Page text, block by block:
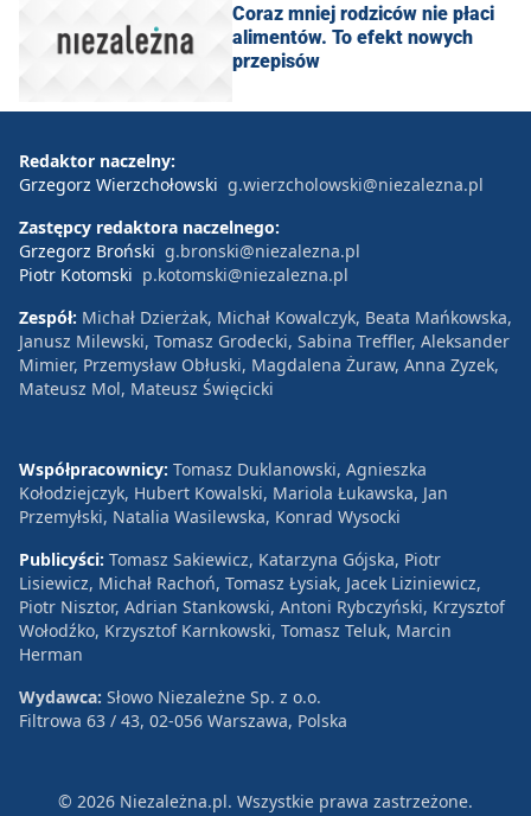
Coraz mniej rodziców nie płaci
alimentów. To efekt nowych
przepisów
Redaktor naczelny:
Grzegorz Wierzchołowski g.wierzcholowski@niezalezna.pl
Zastępcy redaktora naczelnego:
Grzegorz Broński g.bronski@niezalezna.pl
Piotr Kotomski p.kotomski@niezalezna.pl
Zespół: Michał Dzierżak, Michał Kowalczyk, Beata Mańkowska,
Janusz Milewski, Tomasz Grodecki, Sabina Treffler, Aleksander
Mimier, Przemysław Obłuski, Magdalena Żuraw, Anna Zyzek,
Mateusz Mol, Mateusz Święcicki
Współpracownicy: Tomasz Duklanowski, Agnieszka
Kołodziejczyk, Hubert Kowalski, Mariola Łukawska, Jan
Przemyłski, Natalia Wasilewska, Konrad Wysocki
Publicyści: Tomasz Sakiewicz, Katarzyna Gójska, Piotr
Lisiewicz, Michał Rachoń, Tomasz Łysiak, Jacek Liziniewicz,
Piotr Nisztor, Adrian Stankowski, Antoni Rybczyński, Krzysztof
Wołodźko, Krzysztof Karnkowski, Tomasz Teluk, Marcin
Herman
Wydawca: Słowo Niezależne Sp. z o.o.
Filtrowa 63 / 43, 02-056 Warszawa, Polska
© 2026 Niezależna.pl. Wszystkie prawa zastrzeżone.